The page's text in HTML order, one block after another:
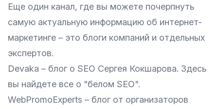
Еще один канал, где вы можете почерпнуть
самую актуальную информацию об интернет-
маркетинге – это блоги компаний и отдельных
экспертов.
Devaka – блог о SEO Сергея Кокшарова. Здесь
вы найдете все о "белом SEO".
WebPromoExperts – блог от организаторов